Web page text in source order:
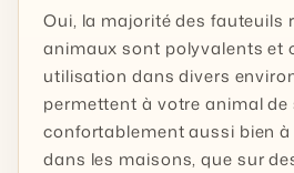
Oui, la majorité des fauteuils
animaux sont polyvalents et
utilisation dans divers
permettent à votre animal de
confortablement aussi bien
dans les maisons, que sur